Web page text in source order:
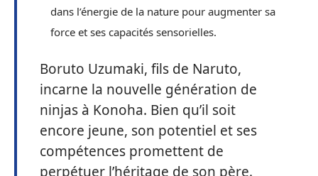
dans l’énergie de la nature pour augmenter sa
force et ses capacités sensorielles.
Boruto Uzumaki, fils de Naruto,
incarne la nouvelle génération de
ninjas à Konoha. Bien qu’il soit
encore jeune, son potentiel et ses
compétences promettent de
perpétuer l’héritage de son père.